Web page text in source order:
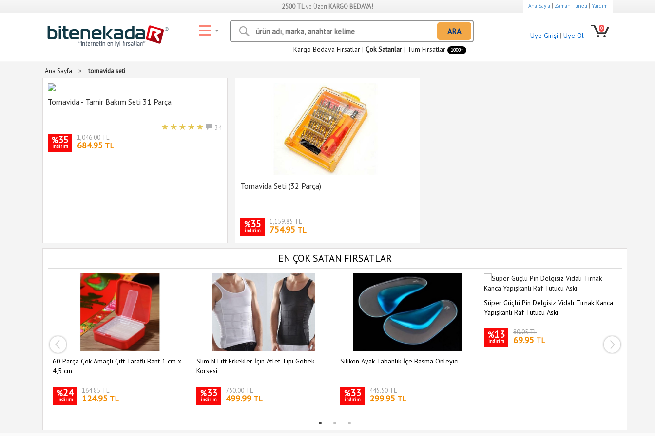
2500 TLve Üzeri KARGO BEDAVA! Ana Sayfa | Zaman Tüneli | Yardım
ARA
Kargo Bedava Fırsatlar | Çok Satanlar | Tüm Fırsatlar 1000+
Üye Girişi | Üye Ol
0
Ana Sayfa > tornavida seti
Tornavida - Tamir Bakım Seti 31 Parça
34
%35
indirim
1,046.00 TL
684.95 TL
Tornavida Seti (32 Parça)
%35
indirim
1,159.85 TL
754.95 TL
EN ÇOK SATAN FIRSATLAR
60 Parça Çok Amaçlı Çift Taraflı Bant 1 cm x
4,5 cm
%24
indirim
164.85 TL
124.95 TL
Slim N Lift Erkekler İçin Atlet Tipi Göbek
Korsesi
%33
indirim
750.00 TL
499.99 TL
Silikon Ayak Tabanlık İçe Basma Önleyici
%33
indirim
445.50 TL
299.95 TL
Süper Güçlü Pin Delgisiz Vidalı Tırnak Kanca
Yapışkanlı Raf Tutucu Askı
%13
indirim
80.05 TL
69.95 TL